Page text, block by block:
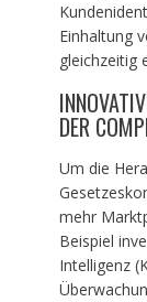
Einhaltung
gleichzeitig
DER
Um die
mehr
Beispiel
Intelligenz